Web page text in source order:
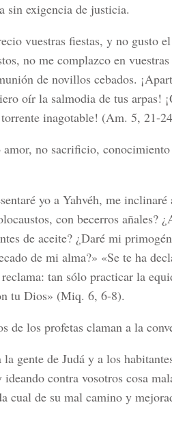
sin exigencia de justicia.
vuestras fiestas, y no gusto
no me complazco en
de novillos cebados.
oír la salmodia de tus arpas!
inagotable! (Am. 5, 21-
no sacrificio,
yo a Yahvéh, me
con becerros añales?
de aceite? ¿Daré mi
de mi alma?» «Se te ha
tan sólo practicar la
tu Dios» (Miq. 6, 6-8).
de los profetas claman a la
gente de Judá y a los
contra vosotros cosa
cual de su mal camino y